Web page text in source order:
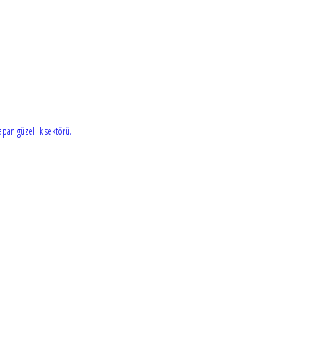
güzellik sektörü...